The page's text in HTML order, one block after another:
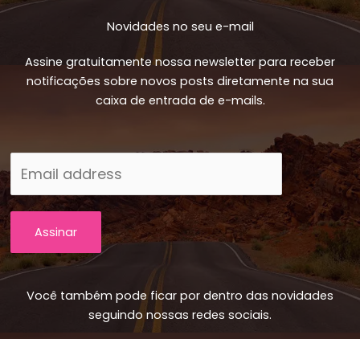
Novidades no seu e-mail
Assine gratuitamente nossa newsletter para receber
notificações sobre novos posts diretamente na sua
caixa de entrada de e-mails.
Assinar
Você também pode ficar por dentro das novidades
seguindo nossas redes sociais.